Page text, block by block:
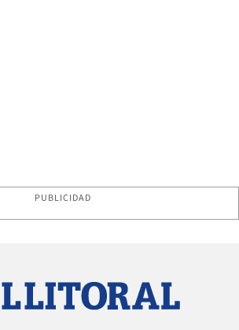
PUBLICIDAD